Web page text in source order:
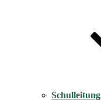
Schulleitung